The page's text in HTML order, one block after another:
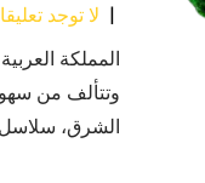
| لا توجد
المملكة
وتتألف من
الشرق، سلاسل